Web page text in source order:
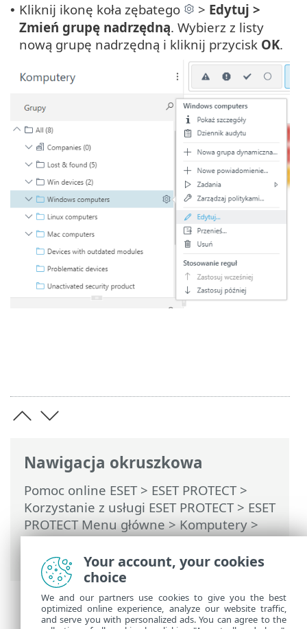
Nawigacja okruszkowa
Pomoc online ESET> ESET PROTECT>
Korzystanie z usługi ESET PROTECT> ESET
PROTECT Menu główne>Komputery>
Grupy> Przenoszenie grupy statycznej
lub dynamicznej
• Kliknij ikonę koła zębatego > Edytuj >
Zmień grupę nadrzędną. Wybierz z listy
nową grupę nadrzędną i kliknij przycisk OK.
Your account, your cookies
choice
We and our partners use cookies to give you the best
optimized online experience, analyze our website traffic,
and serve you with personalized ads. You can agree to the